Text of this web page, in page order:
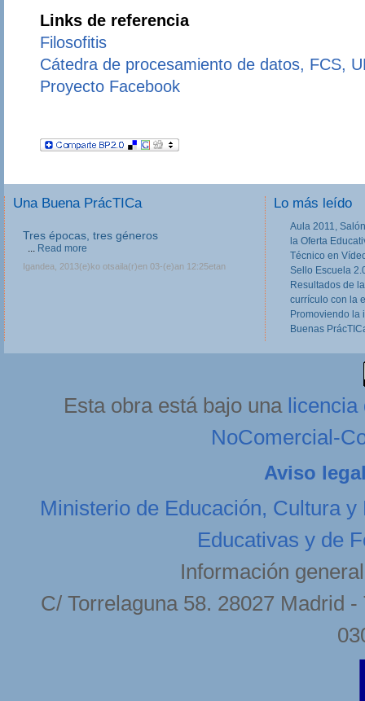
Links de referencia
Filosofitis
Cátedra de procesamiento de datos, FCS,
Proyecto Facebook
Una Buena PrácTICa
Tres épocas, tres géneros
... Read more
Igandea, 2013(e)ko otsaila(r)en 03-(e)an 12:25etan
Lo más leído
Aula 2011,
la Oferta
Técnico en
Sello Escuela
Resultados de
currículo con la
Promoviendo la
Buenas
Esta obra está bajo una licencia
NoComercial-
Aviso
Ministerio de Educación, Cultura y
Educativas y de
Información
C/ Torrelaguna 58. 28027 Madrid